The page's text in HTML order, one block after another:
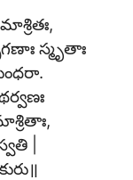
స్మృతాః
|